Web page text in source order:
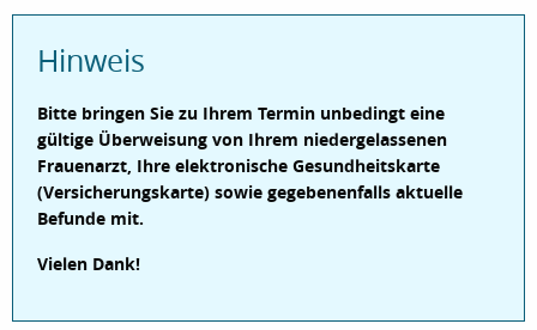
Hinweis
Bitte bringen Sie zu Ihrem Termin unbedingt eine
gültige Überweisung von Ihrem niedergelassenen
Frauenarzt, Ihre elektronische Gesundheitskarte
(Versicherungskarte) sowie gegebenenfalls aktuelle
Befunde mit.
Vielen Dank!